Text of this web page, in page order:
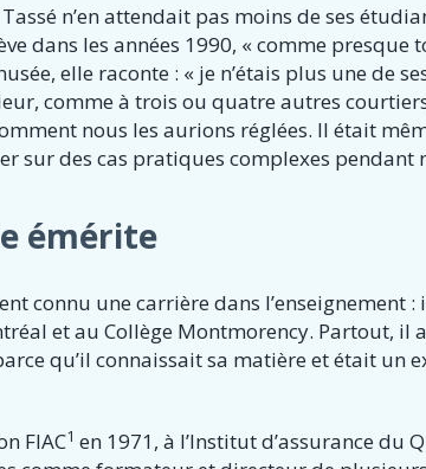
n’en attendait pas moins de ses
dans les années 1990, « comme presque
elle raconte : « je n’étais plus une de
comme à trois ou quatre autres
nous les aurions réglées. Il était
sur des cas pratiques complexes pendant
émérite
connu une carrière dans l’enseignement
et au Collège Montmorency. Partout, il
qu’il connaissait sa matière et était un
FIAC1 en 1971, à l’Institut d’assurance du